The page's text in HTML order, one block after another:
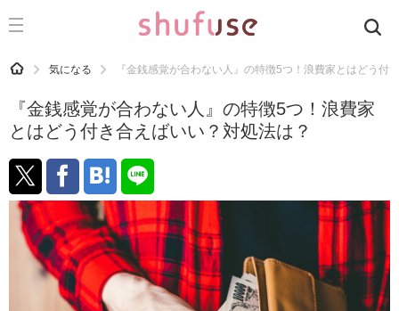
CATEGORY 記事カテゴリ
運気
洗濯
生活の知恵
お金
掃除
マナー
HOME 気になる 『金銭感覚が合わない人』の特徴5つ！浪費家とはどう付
『金銭感覚が合わない人』の特徴5つ！浪費家
とはどう付き合えばいい？対処法は？